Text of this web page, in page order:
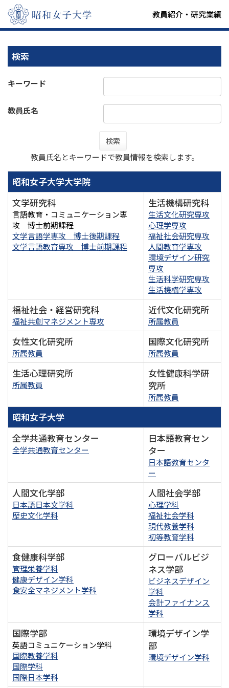
教員紹介・研究業績
検索
キーワード
教員氏名
検索
教員氏名とキーワードで教員情報を検索します。
昭和女子大学大学院
文学研究科
言語教育・コミュニケーション専
攻 博士前期課程
文学言語学専攻 博士後期課程
文学言語教育専攻 博士前期課程
生活機構研究科
生活文化研究専攻
心理学専攻
福祉社会研究専攻
人間教育学専攻
環境デザイン研究
専攻
生活科学研究専攻
生活機構学専攻
福祉社会・経営研究科
福祉共創マネジメント専攻
近代文化研究所
所属教員
女性文化研究所
所属教員
国際文化研究所
所属教員
生活心理研究所
所属教員
女性健康科学研
究所
所属教員
昭和女子大学
全学共通教育センター
全学共通教育センター
日本語教育セン
ター
日本語教育センタ
ー
人間文化学部
日本語日本文学科
歴史文化学科
人間社会学部
心理学科
福祉社会学科
現代教養学科
初等教育学科
食健康科学部
管理栄養学科
健康デザイン学科
食安全マネジメント学科
グローバルビジ
ネス学部
ビジネスデザイン
学科
会計ファイナンス
学科
国際学部
英語コミュニケーション学科
国際教養学科
国際学科
国際日本学科
環境デザイン学
部
環境デザイン学科